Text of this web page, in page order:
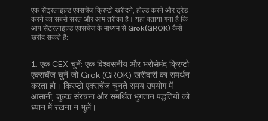
एक सेंट्रलाइज़्ड एक्सचेंज क्रिप्टो खरीदने, होल्ड करने और ट्रेड
करने का सबसे सरल और आम तरीका है। यहां बताया गया है कि
आप सेंट्रलाइज़्ड एक्सचेंज के माध्यम से Grok(GROK) कैसे
खरीद सकते हैं:
1. एक CEX चुनें: एक विश्वसनीय और भरोसेमंद क्रिप्टो
एक्सचेंज चुनें जो Grok (GROK) खरीदारी का समर्थन
करता हो। क्रिप्टो एक्सचेंज चुनते समय उपयोग में
आसानी, शुल्क संरचना और समर्थित भुगतान पद्धतियों को
ध्यान में रखना न भूलें।